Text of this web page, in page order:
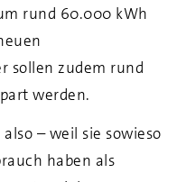
rund 60.000 kWh
sollen zudem rund
werden.
– weil sie sowieso
haben als